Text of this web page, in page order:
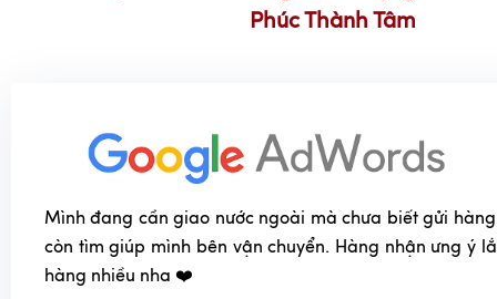
Phúc Thành Tâm
Mình đang cần giao nước ngoài mà chưa biết gửi hàng
còn tìm giúp mình bên vận chuyển. Hàng nhận ưng ý
hàng nhiều nha ❤️